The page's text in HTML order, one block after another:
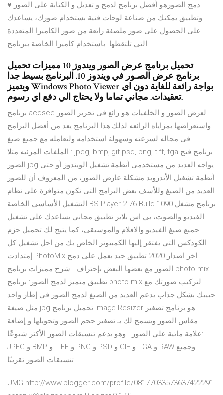
♥ دمج الصورهو أفضل برنامج لدمج و تعديل و الكتابة على الصور
وتطبيق يمكنك من صناعة لوحات فنية بستخدام صورك، يساعدك
على الحصول على صور ملصقة رائعة من صور الكاميرا المتعددة
التي تلتقطها. باستخدام كاميرا الخاصة ببرنامج
تحميل برنامج عرض الصور ويندوز 10 مميزات تحميل
برنامج عرض الصـور في ويندوز 10. البرنامج بسيط جدا
ويتميز Windows Photo Viewer بواجة رائعة للغاية دون اي
تعقيدات. مجاني تماما ولا يحتاج الي دفع اي رسوم.
برنامج acdsee لعرض الصور و الخلفيات هو رائع فى تحرير الصور
واستعراضها بمزاياه الرائعه لذلك هذا البرنامج يعد من أفضل البرامج
فى مجاله لسرعته وسهولة استخدامه ولتعامله مع جميع صيغ
الملفات المرئيه مثلا : jpeg, bmp, gif psd, png, tiff, tga برنامج فتح
الصور jpg يواجه العديد من مستخدمى أنظمة تشغيل الويندوز أو حتى
أنظمة تشغيل الأندرويد مشكلة عارض الصور، من المعروف أن للصور
العديد من الصيغ وللأسف بعض البرامج التى تكون متوافرة على نظام
التشغيل الأساسي الخاصة BS.Player 2.76 Build 1090 برنامج مشغل
الفيديو والصوت، بي اس بلاير تطبيق مجاني يساعدك على تشغيل
جميع صيغ الفيديو والافلام والموسيقى، كما يتيح لك تحميل حزم
الكودكس التي يفتقر إليها الكمبيوتر الخاص بك من اجل تشغيل كل
إمتدادت PhotoMix اخر اصدار 2020 تطبيق جيد يعمل على دمج
الصور مع بعضها البعض بإحتراف . شرح مميزات برنامج photo mix
تطبيق متميز لدمج الصور: برنامج photo mix لتركيب صورتك مع
حبيبك بشكل جذاب يدعم العديد من الصيغ لدمج الصور في إطار واحد
مثل صيغة jpg تحميل برنامج Image Resizer هو برنامج تصغير
مقاس الصور ويسمح لك بـ تصغير حجم الصور وتحويلها و إضافة
علامة مائية علي الصور.. وهو يدعم تنسيقات الصور الأكثر شيوعًا:
JPEG و BMP و TIFF و PNG و PSD و GIF و TGA و RAW وجميع
تنسيقات الصور تقريبًا.
UMG http://www.blogger.com/profile/08177033573637422291